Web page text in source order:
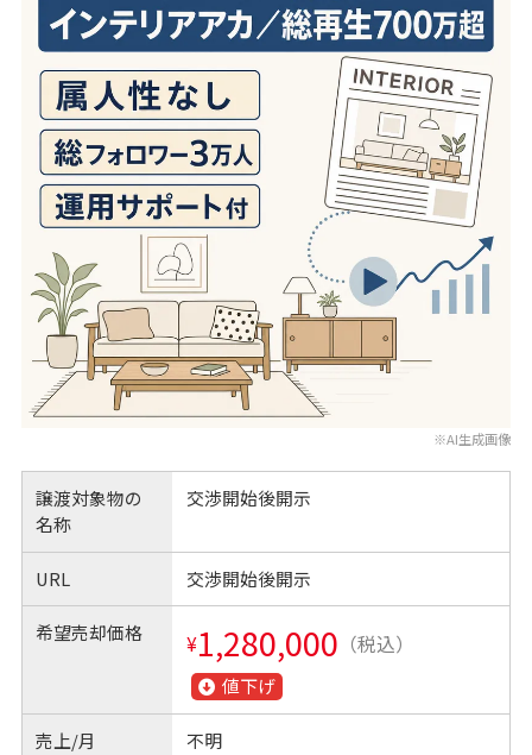
※AI生成画像
譲渡対象物の
名称
交渉開始後開示
URL 交渉開始後開示
希望売却価格 ¥1,280,000 （税込）
値下げ
売上/月 不明